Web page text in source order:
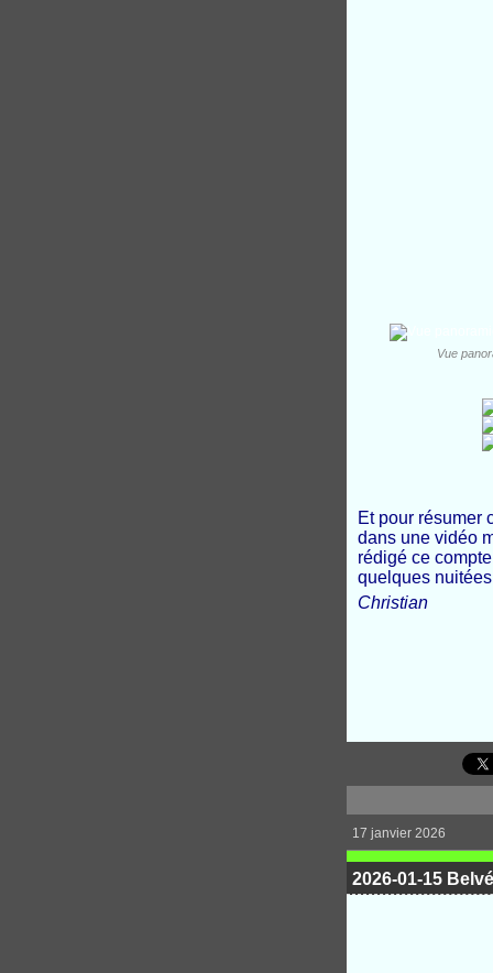
Vue
Et pour résumer
dans une vidéo
rédigé ce
quelques
Christian
17 janvier 2026
2026-01-15